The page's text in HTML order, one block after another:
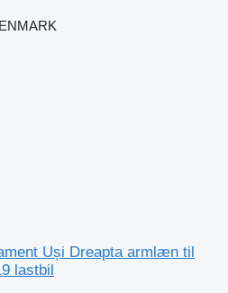
Uși Dreapta armlæn til
lastbil